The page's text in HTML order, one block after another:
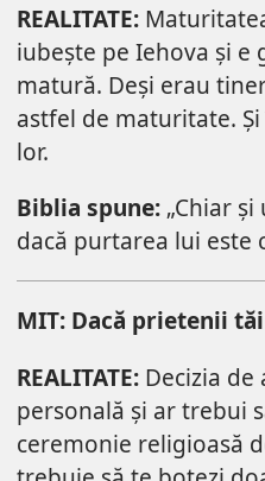
REALITATE:
iubește pe Iehova și e
matură. Deși erau
astfel de maturitate.
lor.
Biblia spune: „Chiar
dacă purtarea lui este
MIT: Dacă prietenii
REALITATE: Decizia de
personală și ar trebui
ceremonie religioasă